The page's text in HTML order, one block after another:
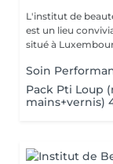
L'institut de
est un lieu
situé à
Soin
Pack Pti Loup
mains+vernis)